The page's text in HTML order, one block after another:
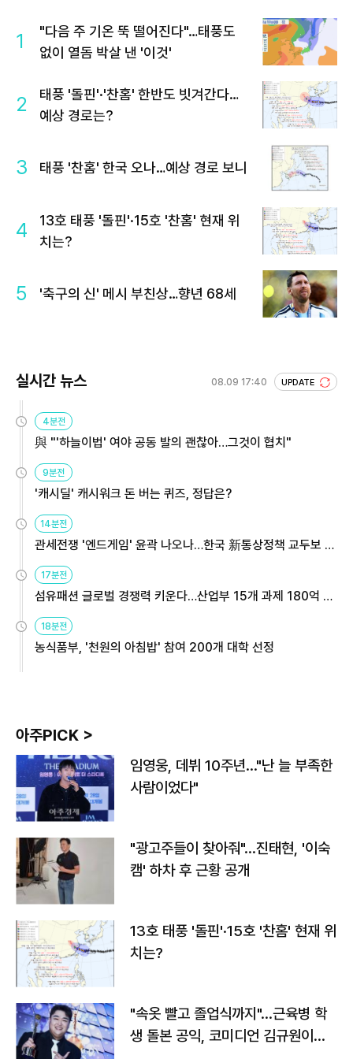
1
"다음 주 기온 뚝 떨어진다"…태풍도
없이 열돔 박살 낸 '이것'
2
태풍 '돌핀'·'찬홈' 한반도 빗겨간다…
예상 경로는?
3 태풍 '찬홈' 한국 오나…예상 경로 보니
4
13호 태풍 '돌핀'·15호 '찬홈' 현재 위
치는?
5 '축구의 신' 메시 부친상…향년 68세
실시간 뉴스 08.09 17:40 UPDATE
4분전
與 "'하늘이법' 여야 공동 발의 괜찮아…그것이 협치"
9분전
'캐시딜' 캐시워크 돈 버는 퀴즈, 정답은?
14분전
관세전쟁 '엔드게임' 윤곽 나오나…한국 新통상정책 교두보 활
17분전
섬유패션 글로벌 경쟁력 키운다…산업부 15개 과제 180억 지
18분전
농식품부, '천원의 아침밥' 참여 200개 대학 선정
아주PICK >
임영웅, 데뷔 10주년…"난 늘 부족한
사람이었다"
"광고주들이 찾아줘"…진태현, '이숙
캠' 하차 후 근황 공개
13호 태풍 '돌핀'·15호 '찬홈' 현재 위
치는?
"속옷 빨고 졸업식까지"…근육병 학
생 돌본 공익, 코미디언 김규원이었